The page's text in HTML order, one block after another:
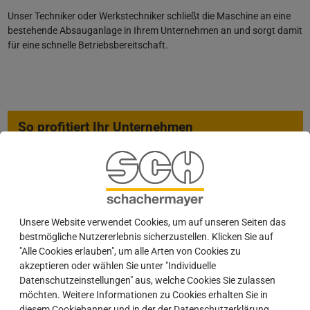
Unsere Website verwendet Cookies, um auf unseren Seiten das
bestmögliche Nutzererlebnis sicherzustellen. Klicken Sie auf
"Alle Cookies erlauben", um alle Arten von Cookies zu
akzeptieren oder wählen Sie unter "Individuelle
Datenschutzeinstellungen" aus, welche Cookies Sie zulassen
möchten. Weitere Informationen zu Cookies erhalten Sie in
Unser Techniker oder Werkstechniker schließt die Maschine an eine
bestehende Absauganlage in Ihrem Unternehmen an und sorgt damit
für eine schnelle Betriebsbereitschaft.
So profitiert Ihr Unternehmen
kein weiterer Lieferant für den Anschluss notwendig
kompetenter Techniker sorgt für eine fachgerechte Montage
weniger organisatorischer Aufwand
schnellere Inbetriebnahme der Maschine
Kontakt
info@schachermayer.de